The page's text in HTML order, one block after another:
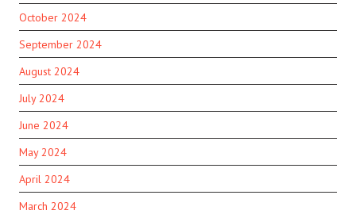
October 2024
September 2024
August 2024
July 2024
June 2024
May 2024
April 2024
March 2024